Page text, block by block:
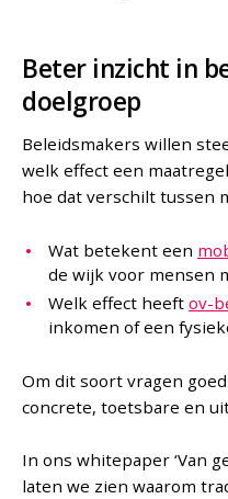
Beter inzicht in
doelgroep
Beleidsmakers willen
welk effect een
hoe dat verschilt tussen
Wat betekent een
de wijk voor mensen
Welk effect heeftov-
inkomen of een
Om dit soort vragen
concrete, toetsbare en
In ons whitepaper ‘Van
laten we zien waarom